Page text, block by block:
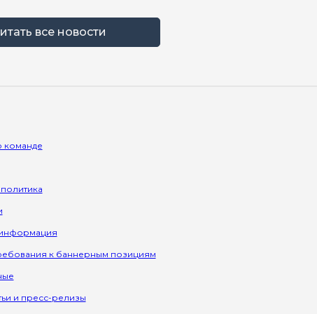
все новости
к баннерным позициям
и пресс-релизы